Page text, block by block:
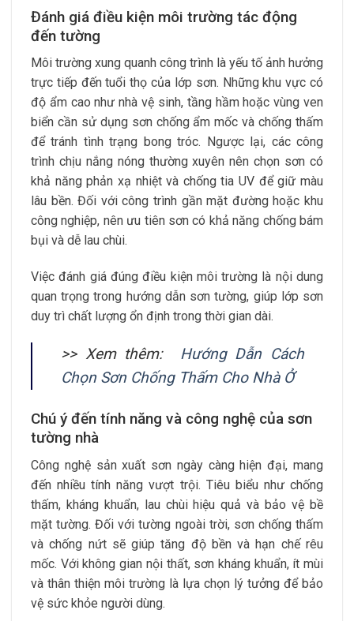
Đánh giá điều kiện môi trường tác động
đến tường
Môi trường xung quanh công trình là yếu tố ảnh hưởng
trực tiếp đến tuổi thọ của lớp sơn. Những khu vực có
độ ẩm cao như nhà vệ sinh, tầng hầm hoặc vùng ven
biển cần sử dụng sơn chống ẩm mốc và chống thấm
để tránh tình trạng bong tróc. Ngược lại, các công
trình chịu nắng nóng thường xuyên nên chọn sơn có
khả năng phản xạ nhiệt và chống tia UV để giữ màu
lâu bền. Đối với công trình gần mặt đường hoặc khu
công nghiệp, nên ưu tiên sơn có khả năng chống bám
bụi và dễ lau chùi.
Việc đánh giá đúng điều kiện môi trường là nội dung
quan trọng trong hướng dẫn sơn tường, giúp lớp sơn
duy trì chất lượng ổn định trong thời gian dài.
>> Xem thêm: Hướng Dẫn Cách
Chọn Sơn Chống Thấm Cho Nhà Ở
Chú ý đến tính năng và công nghệ của sơn
tường nhà
Công nghệ sản xuất sơn ngày càng hiện đại, mang
đến nhiều tính năng vượt trội. Tiêu biểu như chống
thấm, kháng khuẩn, lau chùi hiệu quả và bảo vệ bề
mặt tường. Đối với tường ngoài trời, sơn chống thấm
và chống nứt sẽ giúp tăng độ bền và hạn chế rêu
mốc. Với không gian nội thất, sơn kháng khuẩn, ít mùi
và thân thiện môi trường là lựa chọn lý tưởng để bảo
vệ sức khỏe người dùng.